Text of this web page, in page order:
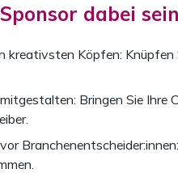
dabei
kreativsten Köpfen:
Bringen Sie Ihre